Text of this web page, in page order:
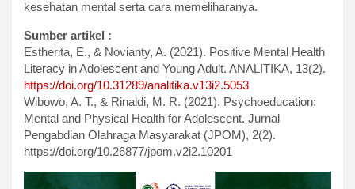
kesehatan mental serta cara memeliharanya.
Sumber artikel :
Estherita, E., & Novianty, A. (2021). Positive Mental Health
Literacy in Adolescent and Young Adult. ANALITIKA, 13(2).
https://doi.org/10.31289/analitika.v13i2.5053
Wibowo, A. T., & Rinaldi, M. R. (2021). Psychoeducation:
Mental and Physical Health for Adolescent. Jurnal
Pengabdian Olahraga Masyarakat (JPOM), 2(2).
https://doi.org/10.26877/jpom.v2i2.10201